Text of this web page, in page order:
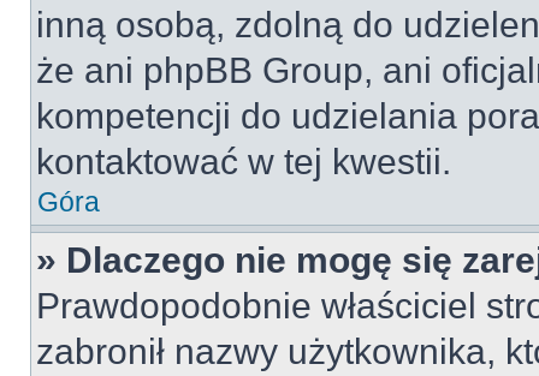
inną osobą, zdolną do
że ani phpBB Group, ani
kompetencji do udzielania
kontaktować w tej kwestii.
Góra
» Dlaczego nie mogę się
Prawdopodobnie właściciel
zabronił nazwy użytkownika,